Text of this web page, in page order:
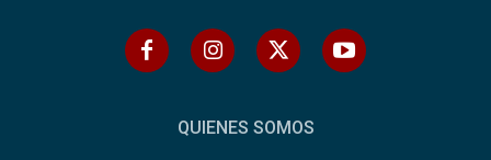
QUIENES SOMOS